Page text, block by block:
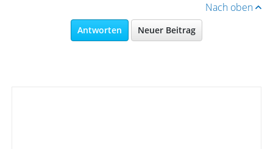
Nach oben
Antworten Neuer Beitrag